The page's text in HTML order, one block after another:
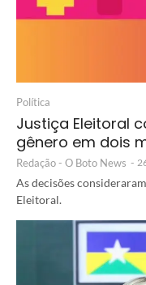
Política
Justiça Eleitoral
gênero em dois
Redação - O Boto News -
As decisões
Eleitoral.